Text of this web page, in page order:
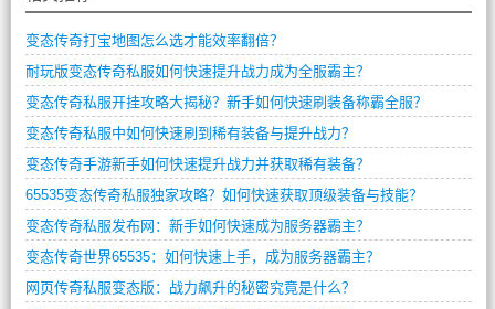
变态传奇打宝地图怎么选才能效率翻倍？
耐玩版变态传奇私服如何快速提升战力成为全服霸主？
变态传奇私服开挂攻略大揭秘？新手如何快速刷装备称霸全服？
变态传奇私服中如何快速刷到稀有装备与提升战力？
变态传奇手游新手如何快速提升战力并获取稀有装备？
65535变态传奇私服独家攻略？如何快速获取顶级装备与技能？
变态传奇私服发布网：新手如何快速成为服务器霸主？
变态传奇世界65535：如何快速上手，成为服务器霸主？
网页传奇私服变态版：战力飙升的秘密究竟是什么？